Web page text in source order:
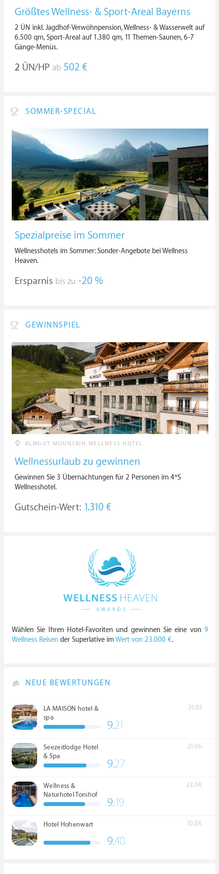
Größtes Wellness- & Sport-Areal Bayerns
2 ÜN inkl. Jagdhof-Verwöhnpension, Wellness- & Wasserwelt auf
6.500 qm, Sport-Areal auf 1.380 qm, 11 Themen-Saunen, 6-7
Gänge-Menüs.
2 ÜN/HP ab 502 €
SOMMER-SPECIAL
Spezialpreise im Sommer
Wellnesshotels im Sommer: Sonder-Angebote bei Wellness
Heaven.
Ersparnis bis zu -20 %
GEWINNSPIEL
ALMGUT MOUNTAIN WELLNESS HOTEL
Wellnessurlaub zu gewinnen
Gewinnen Sie 3 Übernachtungen für 2 Personen im 4*S
Wellnesshotel.
Gutschein-Wert: 1.310 €
Wählen Sie Ihren Hotel-Favoriten und gewinnen Sie eine von 9
Wellness Reisen der Superlative imWert von 23.000 €.
NEUE BEWERTUNGEN
LA MAISON hotel &
spa
21.07.
9.21
Seezeitlodge Hotel
& Spa
21.06.
9.27
Wellness &
Naturhotel Tonihof
****S
23.04.
9.19
Hotel Hohenwart 10.04.
9.48